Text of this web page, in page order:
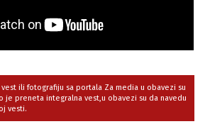
ili fotografiju sa portala Za media u obavezi su
je preneta integralna vest,u obavezi su da navedu
vesti.